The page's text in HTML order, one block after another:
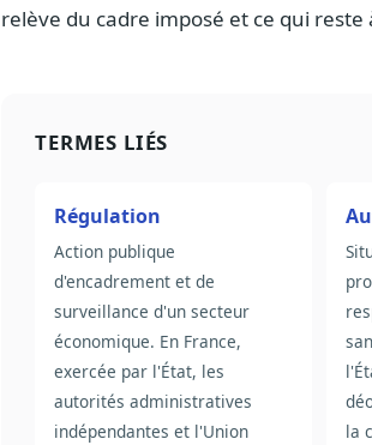
relève du cadre imposé et ce qui
TERMES LIÉS
Régulation
Action publique
d'encadrement et de
surveillance d'un secteur
économique. En France,
exercée par l'État, les
autorités administratives
indépendantes et l'Union
la